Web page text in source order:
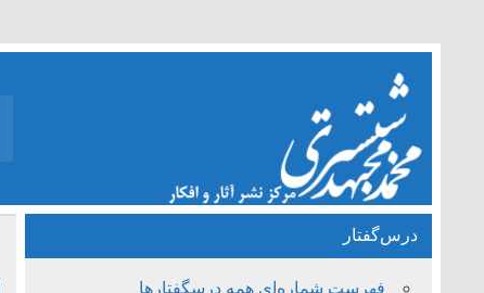
درس‌گفتار
فهرست شماره‌ای همه درسگفتارها